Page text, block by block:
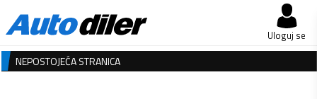
Uloguj se
NEPOSTOJEĆA STRANICA